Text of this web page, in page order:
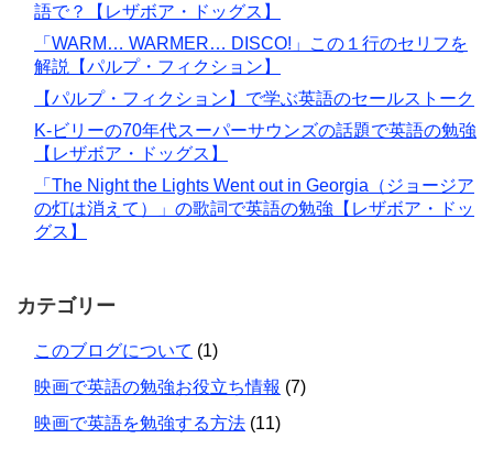
語で？【レザボア・ドッグス】
「WARM… WARMER… DISCO!」この１行のセリフを
解説【パルプ・フィクション】
【パルプ・フィクション】で学ぶ英語のセールストーク
K-ビリーの70年代スーパーサウンズの話題で英語の勉強
【レザボア・ドッグス】
「The Night the Lights Went out in Georgia（ジョージア
の灯は消えて）」の歌詞で英語の勉強【レザボア・ドッ
グス】
カテゴリー
このブログについて (1)
映画で英語の勉強お役立ち情報 (7)
映画で英語を勉強する方法 (11)